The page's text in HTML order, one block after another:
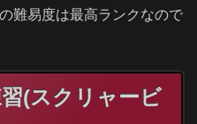
難易度は最高ランクなので
(スクリャービ